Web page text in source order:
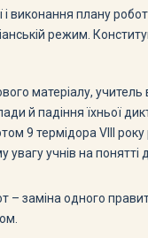
і виконання плану
режим.
матеріалу, учитель
й падіння їхньої
9 термідора VIII року
учнів на понятті
– заміна одного